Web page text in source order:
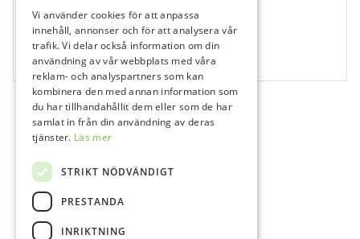
681080
Venus Pearl Art, A1, Kapsel
20x0,2 g
Vi använder cookies för att anpassa
innehåll, annonser och för att analysera vår
trafik. Vi delar också information om din
användning av vår webbplats med våra
reklam- och analyspartners som kan
kombinera den med annan information som
du har tillhandahållit dem eller som de har
samlat in från din användning av deras
tjänster. Läs mer
STRIKT NÖDVÄNDIGT
PRESTANDA
INRIKTNING